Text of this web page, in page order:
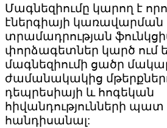
Մագնեզիումը կարող է
էներգիայի կառավարման
տրամադրության
փորձագետներ կարծ ում
մագնեզիումի ցածր
ժամանակակից
դեպրեսիայի և հոգեկան
հիվանդությունների
հանդիսանալ: